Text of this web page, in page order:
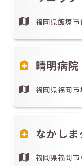
福岡県飯塚
晴明病院
福岡県福岡
なかしま
福岡県福岡